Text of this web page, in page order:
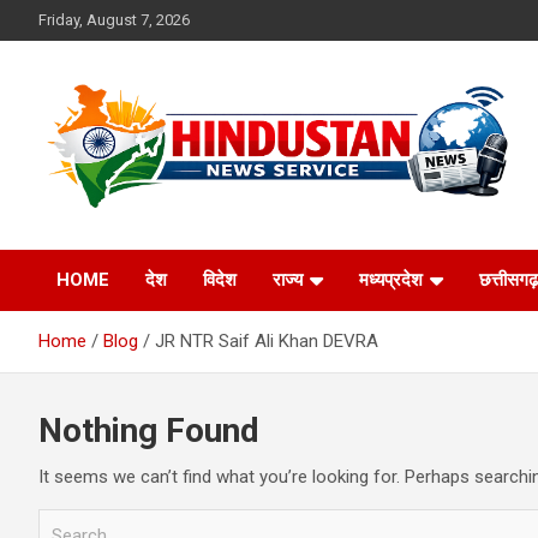
to
Friday, August 7, 2026
Hindustan News
Service
HOME देश विदेश राज्य मध्यप्रदेश छत्तीसगढ़
Home Blog JR NTR Saif Ali Khan DEVRA
Nothing Found
It seems we can’t find what you’re looking for. Perhaps